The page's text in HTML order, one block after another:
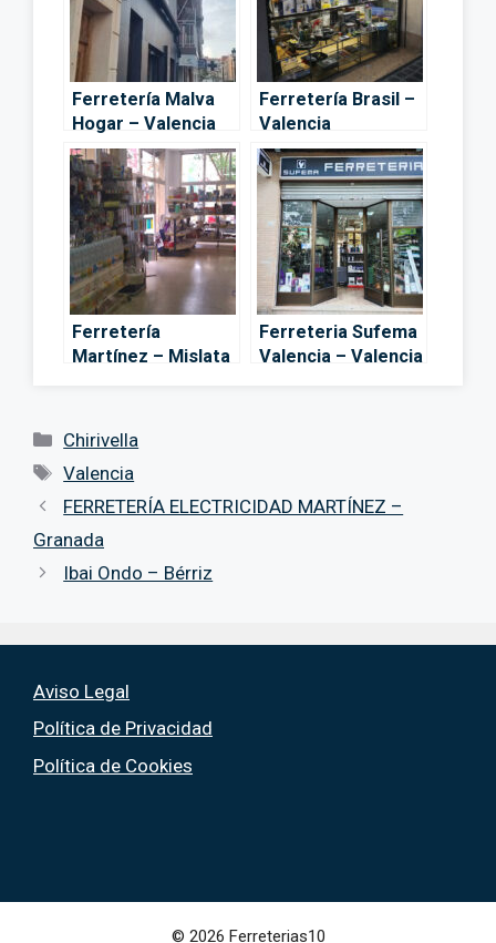
Ferretería Malva
Hogar – Valencia
Ferretería Brasil –
Valencia
Ferretería
Martínez – Mislata
Ferreteria Sufema
Valencia – Valencia
Categorías
Chirivella
Etiquetas
Valencia
FERRETERÍA ELECTRICIDAD MARTÍNEZ –
Granada
Ibai Ondo – Bérriz
Aviso Legal
Política de Privacidad
Política de Cookies
© 2026 Ferreterias10